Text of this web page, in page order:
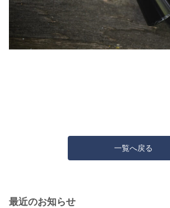
一覧へ戻る
最近のお知らせ